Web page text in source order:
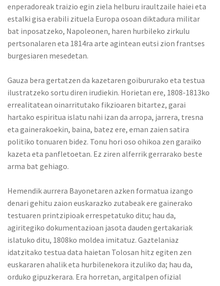
enperadoreak traizio egin ziela helburu iraultzaile haiei eta
estalki gisa erabili zituela Europa osoan diktadura militar
bat inposatzeko, Napoleonen, haren hurbileko zirkulu
pertsonalaren eta 1814ra arte agintean eutsi zion frantses
burgesiaren mesedetan.
Gauza bera gertatzen da kazetaren goibururako eta testua
ilustratzeko sortu diren irudiekin. Horietan ere, 1808-1813ko
errealitatean oinarritutako fikzioaren bitartez, garai
hartako espiritua islatu nahi izan da arropa, jarrera, tresna
eta gainerakoekin, baina, batez ere, eman zaien satira
politiko tonuaren bidez. Tonu hori oso ohikoa zen garaiko
kazeta eta panfletoetan. Ez ziren alferrik gerrarako beste
arma bat gehiago.
Hemendik aurrera Bayonetaren azken formatua izango
denari gehitu zaion euskarazko zutabeak ere gainerako
testuaren printzipioak errespetatuko ditu; hau da,
agiritegiko dokumentazioan jasota dauden gertakariak
islatuko ditu, 1808ko moldea imitatuz. Gaztelaniaz
idatzitako testua data haietan Tolosan hitz egiten zen
euskararen ahalik eta hurbilenekora itzuliko da; hau da,
orduko gipuzkerara. Era horretan, argitalpen ofizial